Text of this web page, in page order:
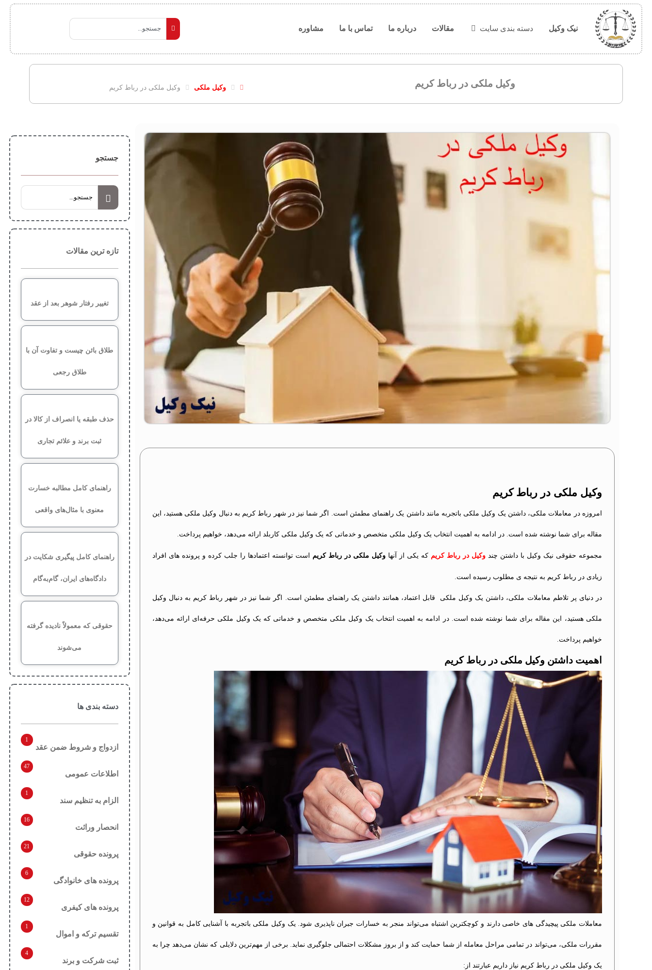
نیک وکیل دسته بندی سایت مقالات درباره ما تماس با ما مشاوره
وکیل ملکی در رباط کریم وکیل ملکی وکیل ملکی در رباط کریم
وکیل ملکی در رباط کریم
امروزه در معاملات ملکی، داشتن یک وکیل ملکی باتجربه مانند داشتن یک راهنمای مطمئن است. اگر شما نیز در شهر رباط کریم به دنبال وکیل ملکی هستید، این
مقاله برای شما نوشته شده است. در ادامه به اهمیت انتخاب یک وکیل ملکی متخصص و خدماتی که یک وکیل ملکی کاربلد ارائه می‌دهد، خواهیم پرداخت.
مجموعه حقوقی نیک وکیل با داشتن چندوکیل در رباط کریمکه یکی از آنهاوکیل ملکی در رباط کریم است توانسته اعتمادها را جلب کرده و پرونده های افراد
زیادی در رباط کریم به نتیجه ی مطلوب رسیده است.
در دنیای پر تلاطم معاملات ملکی، داشتن یک وکیل ملکی قابل اعتماد، همانند داشتن یک راهنمای مطمئن است. اگر شما نیز در شهر رباط کریم به دنبال وکیل
ملکی هستید، این مقاله برای شما نوشته شده است. در ادامه به اهمیت انتخاب یک وکیل ملکی متخصص و خدماتی که یک وکیل ملکی حرفه‌ای ارائه می‌دهد،
خواهیم پرداخت.
اهمیت داشتن وکیل ملکی در رباط کریم
معاملات ملکی پیچیدگی های خاصی دارند و کوچکترین اشتباه می‌تواند منجر به خسارات جبران ناپذیری شود. یک وکیل ملکی باتجربه با آشنایی کامل به قوانین و
مقررات ملکی، می‌تواند در تمامی مراحل معامله از شما حمایت کند و از بروز مشکلات احتمالی جلوگیری نماید. برخی از مهم‌ترین دلایلی که نشان می‌دهد چرا به
یک وکیل ملکی در رباط کریم نیاز داریم عبارتند از:
جستجو
تازه ترین مقالات
تغییر رفتار شوهر بعد از عقد
طلاق بائن چیست و تفاوت آن با
طلاق رجعی
حذف طبقه یا انصراف از کالا در
ثبت برند و علائم تجاری
راهنمای کامل مطالبه خسارت
معنوی با مثال‌های واقعی
راهنمای کامل پیگیری شکایت در
دادگاه‌های ایران، گام‌به‌گام
حقوقی که معمولاً نادیده گرفته
می‌شوند
دسته بندی ها
ازدواج و شروط ضمن عقد
1
اطلاعات عمومی
47
الزام به تنظیم سند
1
انحصار وراثت
16
پرونده حقوقی
21
پرونده های خانوادگی
6
پرونده های کیفری
12
تقسیم ترکه و اموال
1
ثبت شرکت و برند
4